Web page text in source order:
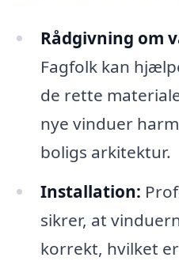
Rådgivning om
Fagfolk kan
de rette
nye vinduer
boligs arkitektur.
Installation:
sikrer, at
korrekt, hvilket